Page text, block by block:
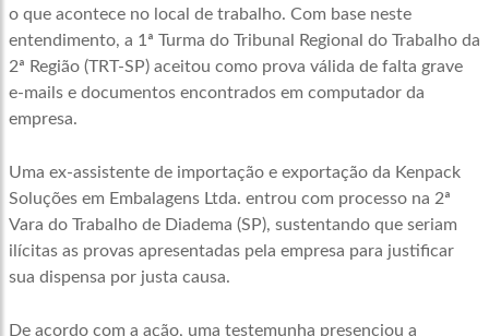
o que acontece no local de trabalho. Com base neste
entendimento, a 1ª Turma do Tribunal Regional do Trabalho da
2ª Região (TRT-SP) aceitou como prova válida de falta grave
e-mails e documentos encontrados em computador da
empresa.
Uma ex-assistente de importação e exportação da Kenpack
Soluções em Embalagens Ltda. entrou com processo na 2ª
Vara do Trabalho de Diadema (SP), sustentando que seriam
ilícitas as provas apresentadas pela empresa para justificar
sua dispensa por justa causa.
De acordo com a ação, uma testemunha presenciou a